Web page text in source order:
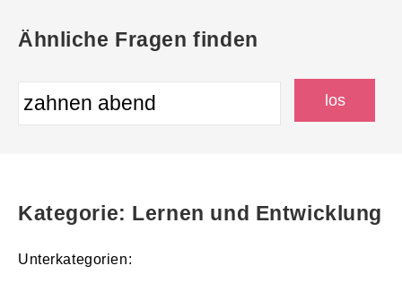
Ähnliche Fragen finden
Kategorie: Lernen und Entwicklung
Unterkategorien: